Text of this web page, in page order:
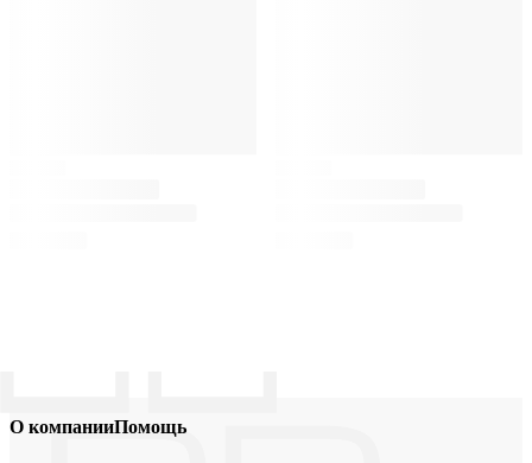
О компанииПомощь